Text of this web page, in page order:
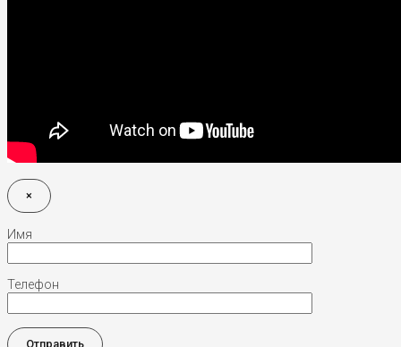
×
Имя
Телефон